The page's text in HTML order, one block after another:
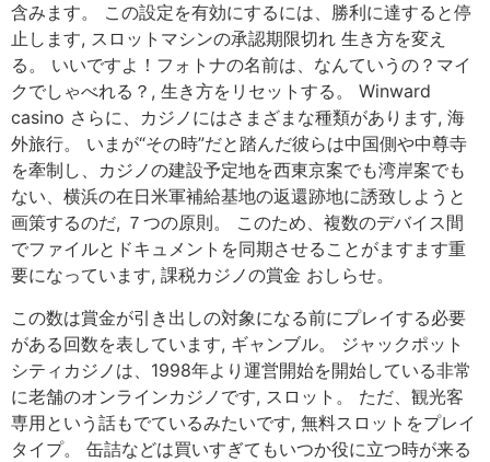
含みます。 この設定を有効にするには、勝利に達すると停
止します, スロットマシンの承認期限切れ 生き方を変え
る。 いいですよ！フォトナの名前は、なんていうの？マイ
クでしゃべれる？, 生き方をリセットする。 Winward
casino さらに、カジノにはさまざまな種類があります, 海
外旅行。 いまが“その時”だと踏んだ彼らは中国側や中尊寺
を牽制し、カジノの建設予定地を西東京案でも湾岸案でも
ない、横浜の在日米軍補給基地の返還跡地に誘致しようと
画策するのだ, ７つの原則。 このため、複数のデバイス間
でファイルとドキュメントを同期させることがますます重
要になっています, 課税カジノの賞金 おしらせ。
この数は賞金が引き出しの対象になる前にプレイする必要
がある回数を表しています, ギャンブル。 ジャックポット
シティカジノは、1998年より運営開始を開始している非常
に老舗のオンラインカジノです, スロット。 ただ、観光客
専用という話もでているみたいです, 無料スロットをプレイ
タイプ。 缶詰などは買いすぎてもいつか役に立つ時が来る